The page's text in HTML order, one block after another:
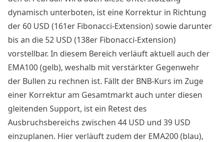
dynamisch unterboten, ist eine Korrektur in Richtung
der 60 USD (161er Fibonacci-Extension) sowie darunter
bis an die 52 USD (138er Fibonacci-Extension)
vorstellbar. In diesem Bereich verläuft aktuell auch der
EMA100 (gelb), weshalb mit verstärkter Gegenwehr
der Bullen zu rechnen ist. Fällt der BNB-Kurs im Zuge
einer Korrektur am Gesamtmarkt auch unter diesen
gleitenden Support, ist ein Retest des
Ausbruchsbereichs zwischen 44 USD und 39 USD
einzuplanen. Hier verläuft zudem der EMA200 (blau),